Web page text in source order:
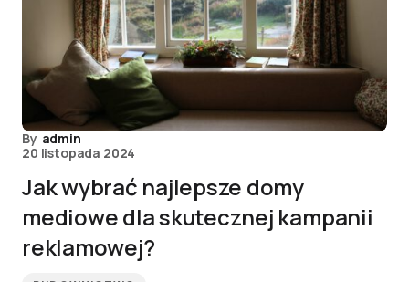
By admin
20 listopada 2024
Jak wybrać najlepsze domy
mediowe dla skutecznej kampanii
reklamowej?